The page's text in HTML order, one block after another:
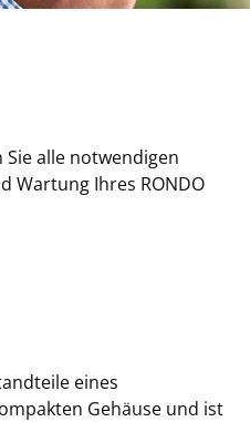
alle notwendigen
Wartung Ihres RONDO
eines
Gehäuse und ist